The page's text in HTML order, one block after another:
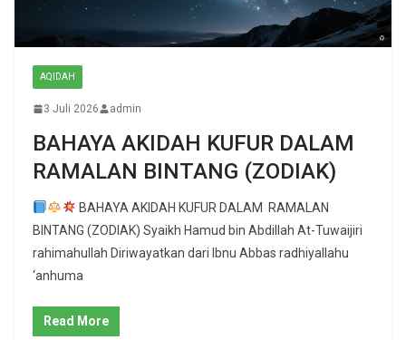
AQIDAH
3 Juli 2026 admin
BAHAYA AKIDAH KUFUR DALAM
RAMALAN BINTANG (ZODIAK)
BAHAYA AKIDAH KUFUR DALAM RAMALAN
BINTANG (ZODIAK) Syaikh Hamud bin Abdillah At-Tuwaijiri
rahimahullah Diriwayatkan dari Ibnu Abbas radhiyallahu
‘anhuma
Read More